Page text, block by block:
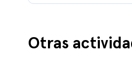
Otras